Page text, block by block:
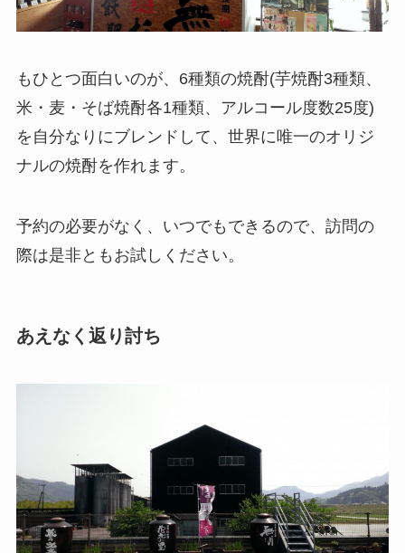
もひとつ面白いのが、6種類の焼酎(芋焼酎3種類、
米・麦・そば焼酎各1種類、アルコール度数25度)
を自分なりにブレンドして、世界に唯一のオリジ
ナルの焼酎を作れます。
予約の必要がなく、いつでもできるので、訪問の
際は是非ともお試しください。
あえなく返り討ち